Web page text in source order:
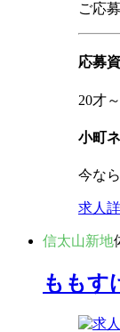
ご応
応募
20才
小町
今な
求人
信太山新地
ももす